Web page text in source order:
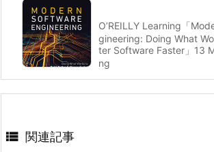
O’REILLY Learning「
gineering: Doing What
ter Software Faster」13
ng
 関連記事